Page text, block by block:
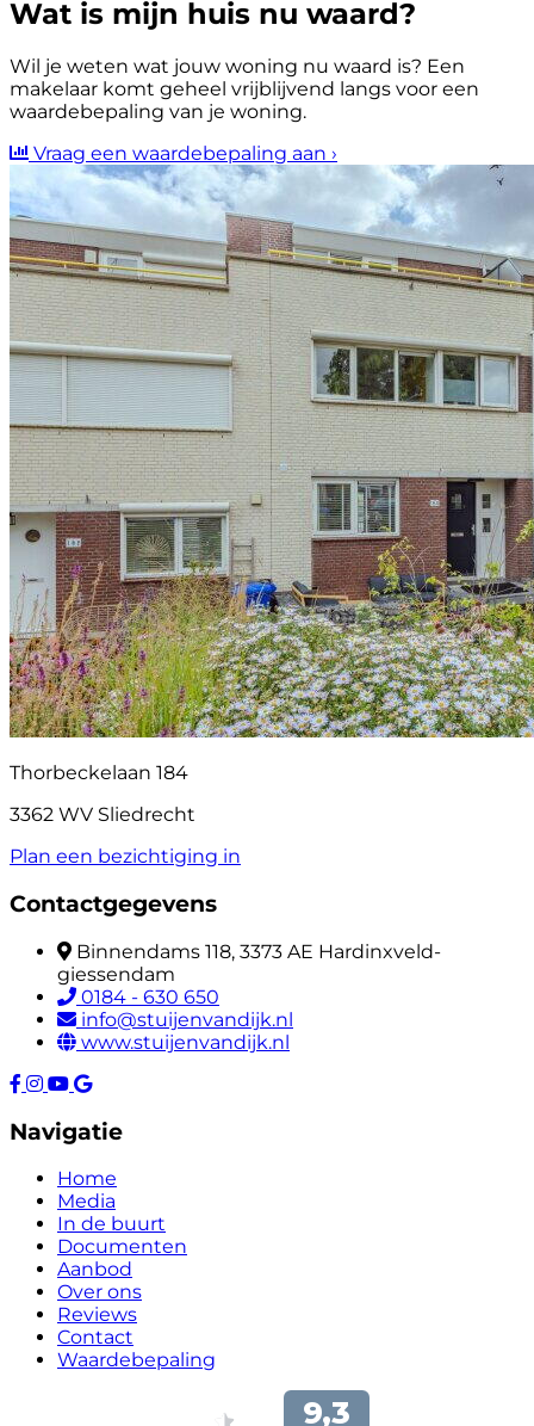
Wat is mijn huis nu waard?
Wil je weten wat jouw woning nu waard is? Een
makelaar komt geheel vrijblijvend langs voor een
waardebepaling van je woning.
Vraag een waardebepaling aan ›
Thorbeckelaan 184
3362 WV Sliedrecht
Plan een bezichtiging in
Contactgegevens
Binnendams 118, 3373 AE Hardinxveld-
giessendam
0184 - 630 650
info@stuijenvandijk.nl
www.stuijenvandijk.nl
Navigatie
Home
Media
In de buurt
Documenten
Aanbod
Over ons
Reviews
Contact
Waardebepaling